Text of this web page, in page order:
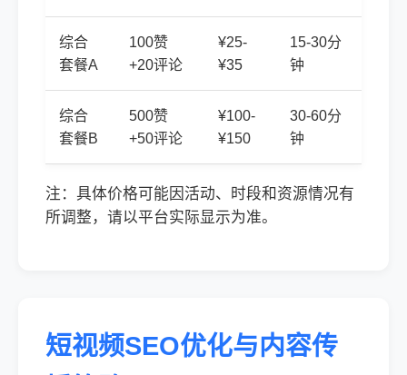
综合
套餐A
100赞
+20评论
¥25-
¥35
15-30分
钟
综合
套餐B
500赞
+50评论
¥100-
¥150
30-60分
钟
注：具体价格可能因活动、时段和资源情况有
所调整，请以平台实际显示为准。
短视频SEO优化与内容传